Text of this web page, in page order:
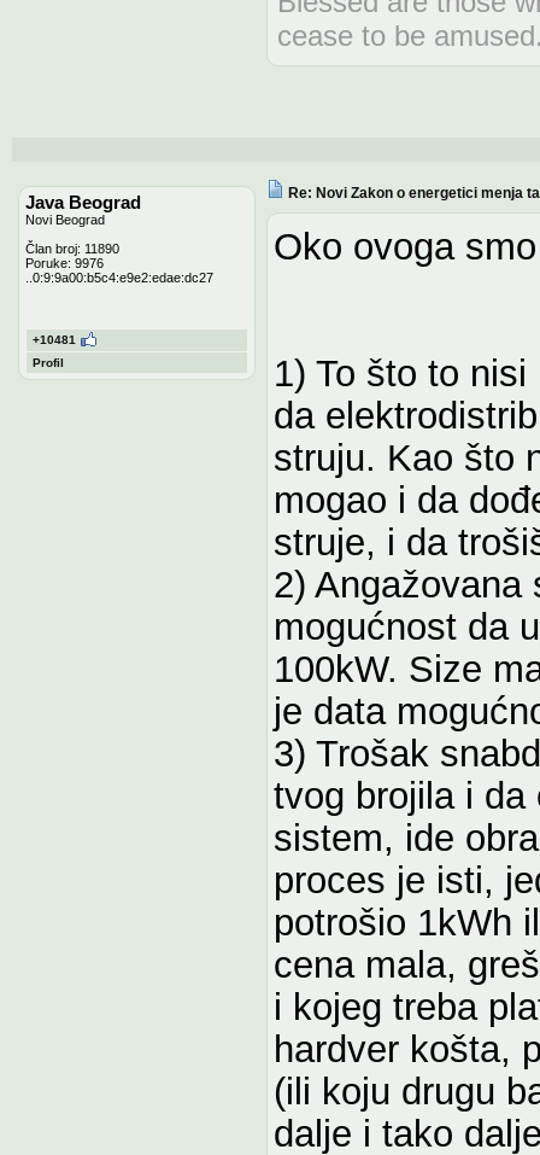
cease to be
Java Beograd
Novi Beograd
Član broj: 11890
Poruke: 9976
..0:9:9a00:b5c4:e9e2:edae:dc27
+10481
Profil
Re: Novi Zakon o energetici menja
Oko ovoga
1) To što to
da
struju. Kao što
mogao i da
struje, i da
2) Angažovana
mogućnost da
100kW. Size
je data
3) Trošak
tvog brojila i da
sistem, ide
proces je isti,
potrošio 1kWh
cena mala,
i kojeg treba
hardver košta,
(ili koju drugu
dalje i tako